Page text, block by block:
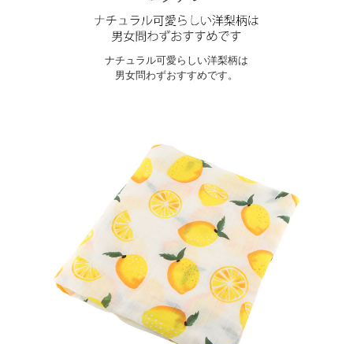
ナチュラル可愛らしい洋梨柄は
男女問わずおすすめです。